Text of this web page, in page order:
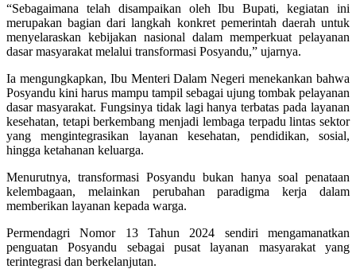
“Sebagaimana telah disampaikan oleh Ibu Bupati, kegiatan ini
merupakan bagian dari langkah konkret pemerintah daerah untuk
menyelaraskan kebijakan nasional dalam memperkuat pelayanan
dasar masyarakat melalui transformasi Posyandu,” ujarnya.
Ia mengungkapkan, Ibu Menteri Dalam Negeri menekankan bahwa
Posyandu kini harus mampu tampil sebagai ujung tombak pelayanan
dasar masyarakat. Fungsinya tidak lagi hanya terbatas pada layanan
kesehatan, tetapi berkembang menjadi lembaga terpadu lintas sektor
yang mengintegrasikan layanan kesehatan, pendidikan, sosial,
hingga ketahanan keluarga.
Menurutnya, transformasi Posyandu bukan hanya soal penataan
kelembagaan, melainkan perubahan paradigma kerja dalam
memberikan layanan kepada warga.
Permendagri Nomor 13 Tahun 2024 sendiri mengamanatkan
penguatan Posyandu sebagai pusat layanan masyarakat yang
terintegrasi dan berkelanjutan.